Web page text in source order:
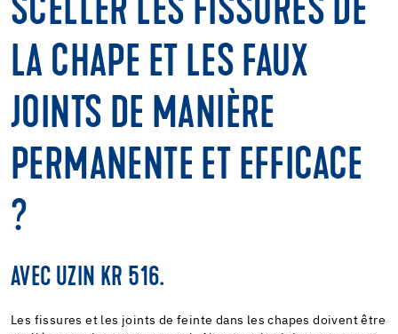
SCELLER LES FISSURES DE
LA CHAPE ET LES FAUX
JOINTS DE MANIÈRE
PERMANENTE ET EFFICACE
?
AVEC UZIN KR 516.
Les fissures et les joints de feinte dans les chapes doivent être